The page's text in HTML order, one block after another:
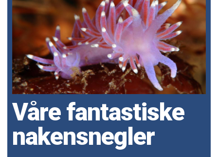
Våre fantastiske
nakensnegler